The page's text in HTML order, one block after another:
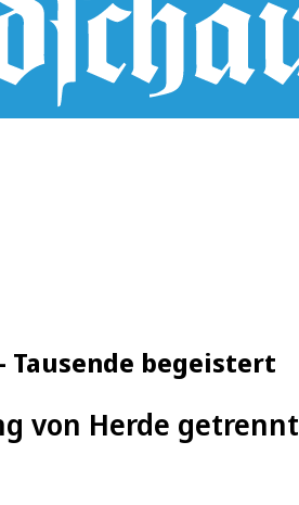
begeistert
von Herde getrennt